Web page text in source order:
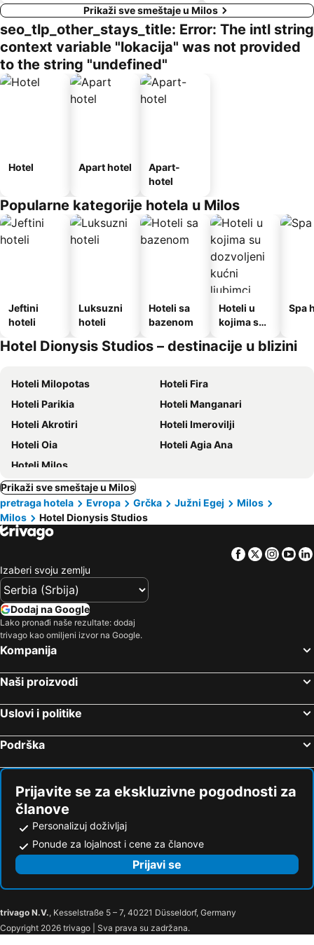
Prikaži sve smeštaje u Milos
seo_tlp_other_stays_title: Error: The intl string
context variable "lokacija" was not provided
to the string "undefined"
Hotel Apart hotel
Apart-
hotel
Popularne kategorije hotela u Milos
Jeftini
hoteli
Luksuzni
hoteli
Hoteli sa
bazenom
Hoteli u
kojima su
kućni
Spa
Hotel Dionysis Studios – destinacije u blizini
Hoteli Milopotas
Hoteli Fira
Hoteli Parikia
Hoteli Manganari
Hoteli Akrotiri
Hoteli Imerovilji
Hoteli Oia
Hoteli Agia Ana
Hoteli Milos
Prikaži sve smeštaje u Milos
pretraga hotela
Evropa Grčka Južni Egej
Milos
Milos
Hotel Dionysis Studios
Facebook
Twitter
Izaberi svoju zemlju
Dodaj na Google
Lako pronađi naše rezultate: dodaj
trivago kao omiljeni izvor na Google.
Kompanija
Naši proizvodi
Uslovi i politike
Podrška
Prijavite se za ekskluzivne pogodnosti za
članove
Personalizuj doživljaj
Ponude za lojalnost i cene za članove
Prijavi se
trivago N.V., Kesselstraße 5 – 7, 40221 Düsseldorf, Germany
Copyright 2026 trivago | Sva prava su zadržana.